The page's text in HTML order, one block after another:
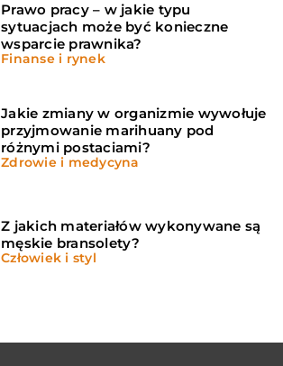
Prawo pracy – w jakie typu
sytuacjach może być konieczne
wsparcie prawnika?
Finanse i rynek
Jakie zmiany w organizmie wywołuje
przyjmowanie marihuany pod
różnymi postaciami?
Zdrowie i medycyna
Z jakich materiałów wykonywane są
męskie bransolety?
Człowiek i styl